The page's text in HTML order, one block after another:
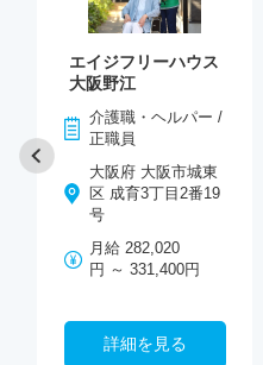
エイジフリーハウス
大阪野江
介護職・ヘルパー /
正職員
大阪府 大阪市城東
区 成育3丁目2番19
号
月給 282,020
円 ～ 331,400円
詳細を見る